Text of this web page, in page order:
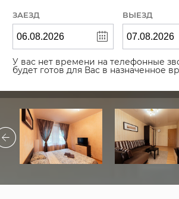
ЗАЕЗД ВЫЕЗД
У вас нет времени на телефонные
будет готов для Вас в назначенное